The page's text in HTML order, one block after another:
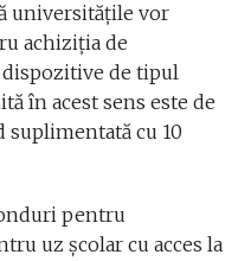
universitățile vor
achiziția de
de tipul
în acest sens este de
suplimentată cu 10
pentru
uz școlar cu acces la